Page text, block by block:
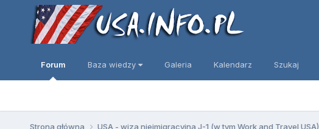
Forum Baza wiedzy Galeria Kalendarz Szukaj
Strona główna USA - wiza nieimigracyjna J-1 (w tym Work and Travel USA)